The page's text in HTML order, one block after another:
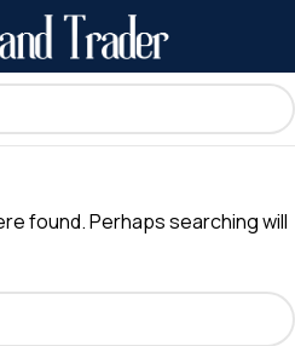
found. Perhaps searching will